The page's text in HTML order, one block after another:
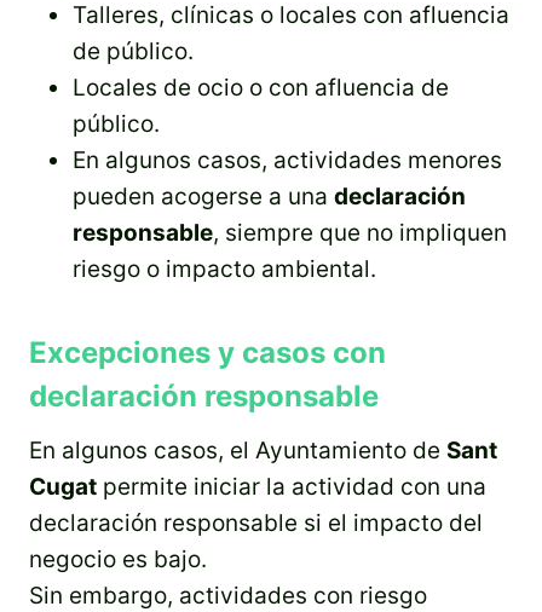
Talleres, clínicas o locales con afluencia
de público.
Locales de ocio o con afluencia de
público.
En algunos casos, actividades menores
pueden acogerse a una declaración
responsable, siempre que no impliquen
riesgo o impacto ambiental.
Excepciones y casos con
declaración responsable
En algunos casos, el Ayuntamiento de Sant
Cugat permite iniciar la actividad con una
declaración responsable si el impacto del
negocio es bajo.
Sin embargo, actividades con riesgo